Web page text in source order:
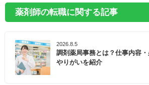
薬剤師の転職に関する記事
2026.8.5
調剤薬局事務とは？仕事内容
やりがいを紹介